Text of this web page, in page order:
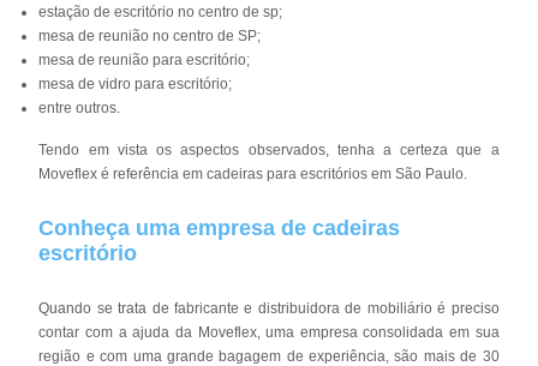
estação de escritório no centro de sp;
mesa de reunião no centro de SP;
mesa de reunião para escritório;
mesa de vidro para escritório;
entre outros.
Tendo em vista os aspectos observados, tenha a certeza que a
Moveflex é referência em cadeiras para escritórios em São Paulo.
Conheça uma empresa de cadeiras
escritório
Quando se trata de fabricante e distribuidora de mobiliário é preciso
contar com a ajuda da Moveflex, uma empresa consolidada em sua
região e com uma grande bagagem de experiência, são mais de 30